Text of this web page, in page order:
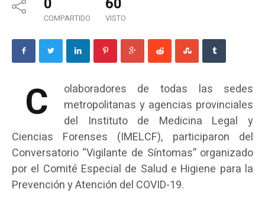
COMPARTIDO VISTO
C
olaboradores de todas las sedes
metropolitanas y agencias provinciales
del Instituto de Medicina Legal y
Ciencias Forenses (IMELCF), participaron del
Conversatorio “Vigilante de Síntomas” organizado
por el Comité Especial de Salud e Higiene para la
Prevención y Atención del COVID-19.